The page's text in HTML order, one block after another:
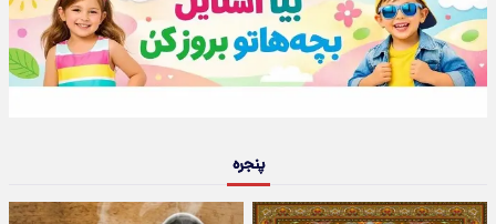
پنجره